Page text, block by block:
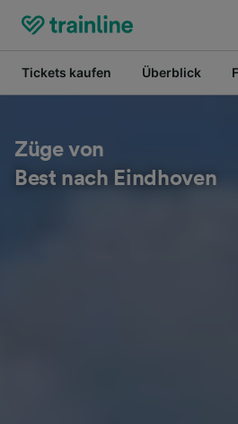
Tickets kaufen Überblick
Züge von
Best nach Eindhoven